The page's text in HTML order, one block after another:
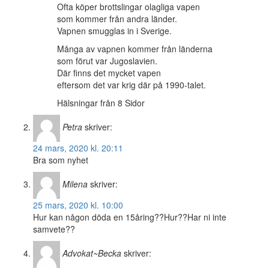
Ofta köper brottslingar olagliga vapen
som kommer från andra länder.
Vapnen smugglas in i Sverige.
Många av vapnen kommer från länderna
som förut var Jugoslavien.
Där finns det mycket vapen
eftersom det var krig där på 1990-talet.
Hälsningar från 8 Sidor
Petra skriver:
24 mars, 2020 kl. 20:11
Bra som nyhet
Milena skriver:
25 mars, 2020 kl. 10:00
Hur kan någon döda en 15åring??Hur??Har ni inte
samvete??
Advokat~Becka skriver: